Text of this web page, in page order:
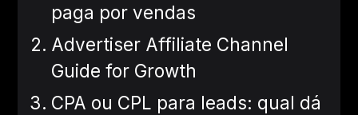
paga por vendas
Advertiser Affiliate Channel
Guide for Growth
CPA ou CPL para leads: qual dá